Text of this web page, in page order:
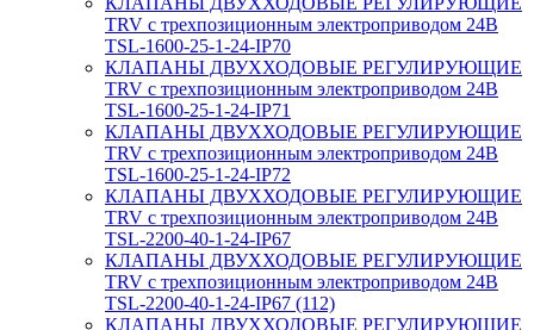
TRV с трехпозиционным электроприводом 24В
TSL-1600-25-1-24-IP70
КЛАПАНЫ ДВУХХОДОВЫЕ РЕГУЛИРУЮЩИЕ
TRV с трехпозиционным электроприводом 24В
TSL-1600-25-1-24-IP71
КЛАПАНЫ ДВУХХОДОВЫЕ РЕГУЛИРУЮЩИЕ
TRV с трехпозиционным электроприводом 24В
TSL-1600-25-1-24-IP72
КЛАПАНЫ ДВУХХОДОВЫЕ РЕГУЛИРУЮЩИЕ
TRV с трехпозиционным электроприводом 24В
TSL-2200-40-1-24-IP67
КЛАПАНЫ ДВУХХОДОВЫЕ РЕГУЛИРУЮЩИЕ
TRV с трехпозиционным электроприводом 24В
TSL-2200-40-1-24-IP67 (112)
КЛАПАНЫ ДВУХХОДОВЫЕ РЕГУЛИРУЮЩИЕ